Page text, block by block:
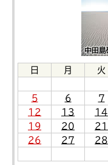
日 月 火
5
6 7
12
13 14
19
20 21
26
27 28